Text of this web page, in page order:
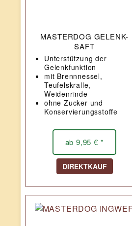
MASTERDOG GELENK-
SAFT
Unterstützung der
Gelenkfunktion
mit Brennnessel,
Teufelskralle,
Weidenrinde
ohne Zucker und
Konservierungsstoffe
ab 9,95 € *
DIREKTKAUF